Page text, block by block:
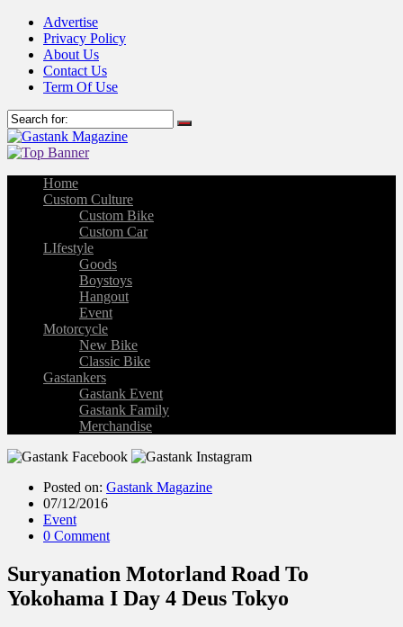
Advertise
Privacy Policy
About Us
Contact Us
Term Of Use
Home
Custom Culture
Custom Bike
Custom Car
LIfestyle
Goods
Boystoys
Hangout
Event
Motorcycle
New Bike
Classic Bike
Gastankers
Gastank Event
Gastank Family
Merchandise
Posted on: Gastank Magazine
07/12/2016
Event
0 Comment
Suryanation Motorland Road To
Yokohama I Day 4 Deus Tokyo